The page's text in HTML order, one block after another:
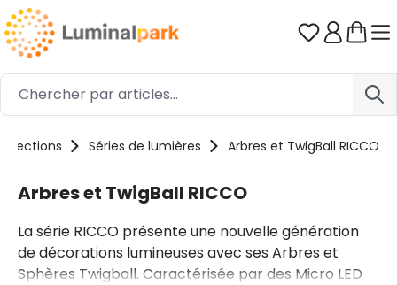
Passer au contenu principal Vous avez
Séries de lumières Arbres et TwigBall RICCO
Arbres et TwigBall RICCO
La série RICCO présente une nouvelle génération
de décorations lumineuses avec ses Arbres et
Sphères Twigball. Caractérisée par des Micro LED